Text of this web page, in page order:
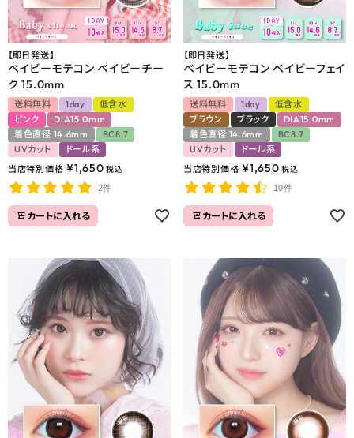
【即日発送】
ベイビーモテコン ベイビーチー
ク 15.0mm
送料無料 1day
低含水
ピンク
DIA15.0mm
着色直径 14.6mm
BC8.7
UVカット
ドール系
当店特別価格 ¥1,650 税込
2件
カートに入れる
【即日発送】
ベイビーモテコン ベイビーフェイ
ス 15.0mm
送料無料 1day
低含水
ブラウン
ブラック
DIA15.0mm
着色直径 14.6mm
BC8.7
UVカット
ドール系
当店特別価格 ¥1,650 税込
10件
カートに入れる